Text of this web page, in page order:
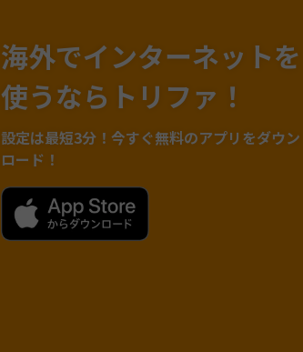
海外でインターネットを
使うならトリファ！
設定は最短3分！ 今すぐ無料のアプリをダウン
ロード！